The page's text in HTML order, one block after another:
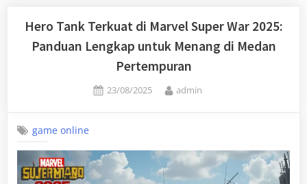
Hero Tank Terkuat di Marvel Super War 2025:
Panduan Lengkap untuk Menang di Medan
Pertempuran
Posted
23/08/2025 By
admin
game online